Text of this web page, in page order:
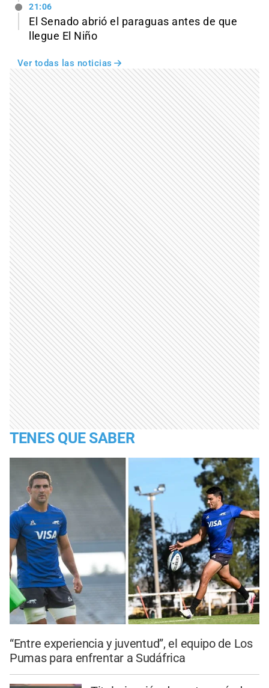
21:06
El Senado abrió el paraguas antes de que
llegue El Niño
Ver todas las noticias
TENES QUE SABER
“Entre experiencia y juventud”, el equipo de Los
Pumas para enfrentar a Sudáfrica